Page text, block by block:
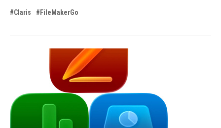
#Claris #FileMakerGo